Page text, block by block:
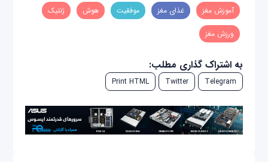
آموزش مغز غذای مغز موفقیت هوش ژنتیک
ورزش مغز
به اشتراک گذاری مطلب:
Telegram
Twitter
Print HTML